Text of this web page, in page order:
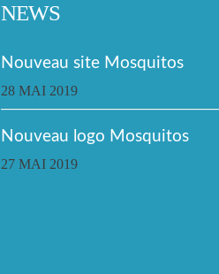
NEWS
Nouveau site Mosquitos
28 MAI 2019
Nouveau logo Mosquitos
27 MAI 2019